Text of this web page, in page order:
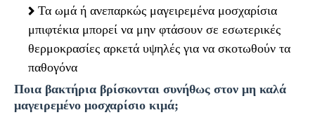
Τα ωμά ή ανεπαρκώς μαγειρεμένα μοσχαρίσια
μπιφτέκια μπορεί να μην φτάσουν σε εσωτερικές
θερμοκρασίες αρκετά υψηλές για να σκοτωθούν τα
παθογόνα
Ποια βακτήρια βρίσκονται συνήθως στον μη καλά
μαγειρεμένο μοσχαρίσιο κιμά;